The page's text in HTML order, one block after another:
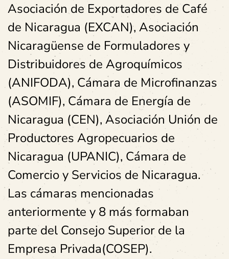
Asociación de Exportadores de Café
de Nicaragua (EXCAN), Asociación
Nicaragüense de Formuladores y
Distribuidores de Agroquímicos
(ANIFODA), Cámara de Microfinanzas
(ASOMIF), Cámara de Energía de
Nicaragua (CEN), Asociación Unión de
Productores Agropecuarios de
Nicaragua (UPANIC), Cámara de
Comercio y Servicios de Nicaragua.
Las cámaras mencionadas
anteriormente y 8 más formaban
parte del Consejo Superior de la
Empresa Privada(COSEP).